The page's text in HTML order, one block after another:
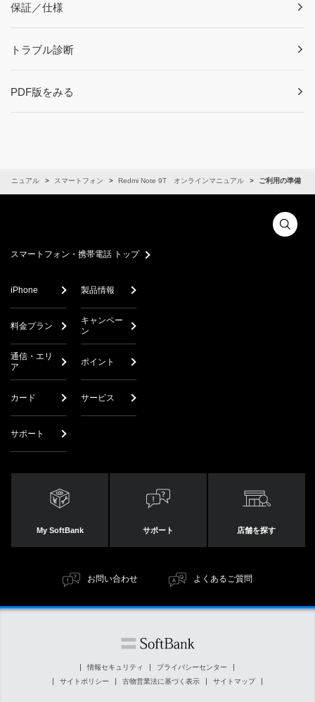
保証／仕様
トラブル診断
PDF版をみる
マニュアル スマートフォン Redmi Note 9T オンラインマニュアル ご利用の準備
スマートフォン・携帯電話 トップ
iPhone 製品情報
料金プラン
キャンペー
ン
通信・エリ
ア
ポイント
カード サービス
サポート
My SoftBank サポート 店舗を探す
お問い合わせ よくあるご質問
情報セキュリティ
プライバシーセンター
サイトポリシー
古物営業法に基づく表示 サイトマップ